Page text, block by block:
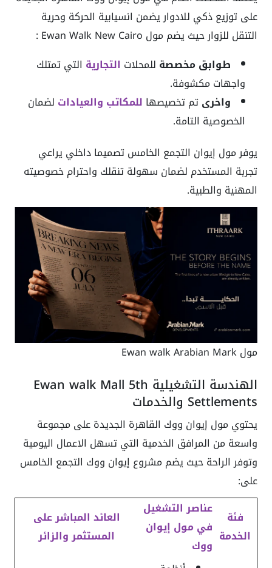
على توزيع ذكي للادوار يضمن انسيابية الحركة وحرية
التنقل للزوار حيث يضم مول Ewan Walk New Cairo :
طوابق مخصصة للمحلات التجارية التي تمتلك
واجهات مكشوفة.
واخرىتم تخصيصها للمكاتب والعيادات لضمان
الخصوصية التامة.
يوفر مول إيوان التجمع الخامس تصميما داخلي يراعي
تجربة المستخدم لضمان سهولة تنقلك واحترام خصوصيته
المهنية والطبية.
مول Ewan walk Arabian Mark
الهندسة التشغيلية Ewan walk Mall 5th
Settlements والخدمات
يحتوي مول إيوان ووك القاهرة الجديدة على مجموعة
واسعة من المرافق الخدمية التي تسهل الاعمال اليومية
وتوفر الراحة حيث يضم مشروع إيوان ووك التجمع الخامس
على:
فئة
الخدمة
عناصر التشغيل
في مول إيوان
ووك
العائد المباشر على
المستثمر والزائر